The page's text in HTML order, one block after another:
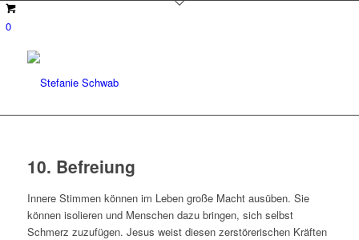
0
10. Befreiung
Innere Stimmen können im Leben große Macht ausüben. Sie
können isolieren und Menschen dazu bringen, sich selbst
Schmerz zuzufügen. Jesus weist diesen zerstörerischen Kräften